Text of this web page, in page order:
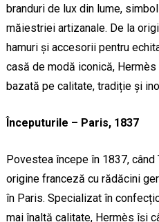
branduri de lux din lume,
măiestriei artizanale. De la
hamuri și accesorii pentru
casă de modă iconică,
bazată pe calitate, tradiție și
Începuturile – Paris, 1837
Povestea începe în 1837,
origine franceză cu rădăcini
în Paris. Specializat în
mai înaltă calitate, Hermès își